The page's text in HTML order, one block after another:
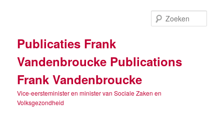
inhoudPublicaties Frank
Vandenbroucke Publications
Frank Vandenbroucke
Vice-eersteminister en minister van Sociale Zaken en
Volksgezondheid